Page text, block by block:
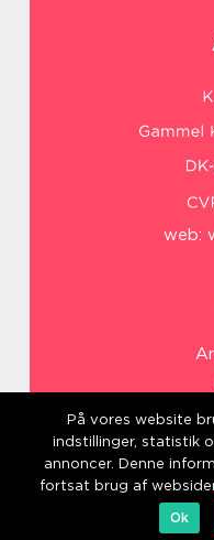
web:
På vores website
indstillinger, statistik
annoncer. Denne
fortsat brug af
Ok